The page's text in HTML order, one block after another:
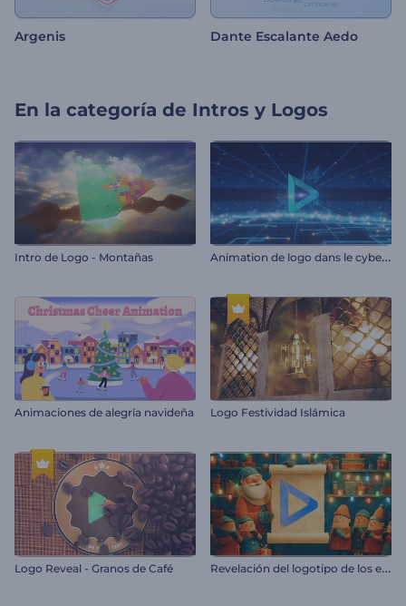
Argenis Dante Escalante Aedo
En la categoría de Intros y Logos
Intro de Logo - Montañas A
nimation de logo dans le cyberespace
Animaciones de alegría navideña Logo Festividad Islámica
Logo Reveal - Granos de Café R
evelación del logotipo de los elfos de Santa Claus